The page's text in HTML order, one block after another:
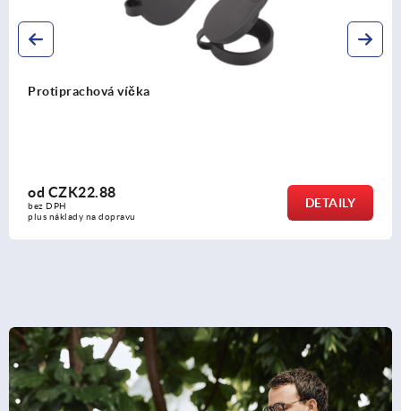
Otevírací rukojeti
odCZK9.72
bez DPH
plus náklady na dopravu
DETAILY